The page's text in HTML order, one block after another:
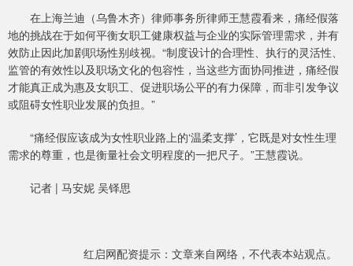
在上海兰迪（乌鲁木齐）律师事务所律师王慧霞看来，痛经假落
地的挑战在于如何平衡女职工健康权益与企业的实际管理需求，并有
效防止因此加剧职场性别歧视。“制度设计的合理性、执行的灵活性、
监管的有效性以及职场文化的包容性，当这些方面协同推进，痛经假
才能真正成为惠及女职工、促进职场公平的有力保障，而非引发争议
或阻碍女性职业发展的负担。”
“痛经假应该成为女性职业路上的‘温柔支撑’，它既是对女性生理
需求的尊重，也是衡量社会文明程度的一把尺子。”王慧霞说。
记者 | 马安妮 吴铎思
红启网配资提示：文章来自网络，不代表本站观点。